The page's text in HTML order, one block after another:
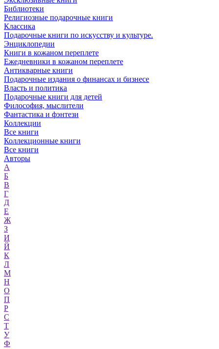
Библиотеки
Религиозные подарочные книги
Классика
Подарочные книги по искусству и культуре.
Энциклопедии
Книги в кожаном переплете
Ежедневники в кожаном переплете
Антикварные книги
Подарочные издания о финансах и бизнесе
Власть и политика
Подарочные книги для детей
Философия, мыслители
Фантастика и фэнтези
Коллекции
Все книги
Коллекционные книги
Все книги
Авторы
А
Б
В
Г
Д
Е
Ж
З
И
Й
К
Л
М
Н
О
П
Р
С
Т
У
Ф